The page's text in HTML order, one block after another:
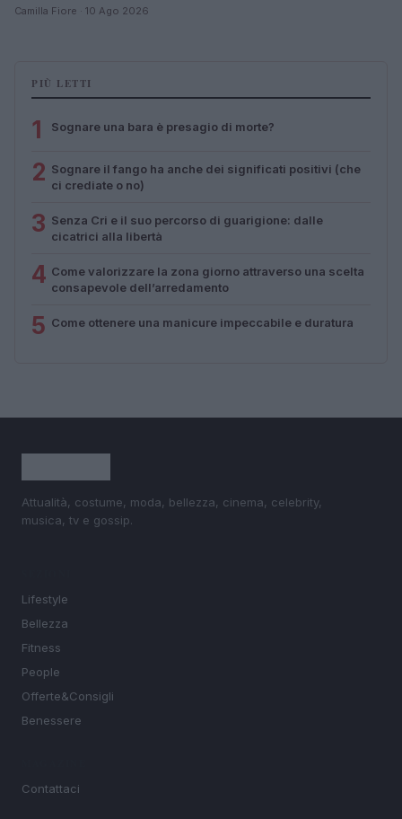
Camilla Fiore · 10 Ago 2026
PIÙ LETTI
1 Sognare una bara è presagio di morte?
2 Sognare il fango ha anche dei significati positivi (che
ci crediate o no)
3 Senza Cri e il suo percorso di guarigione: dalle
cicatrici alla libertà
4 Come valorizzare la zona giorno attraverso una scelta
consapevole dell’arredamento
5 Come ottenere una manicure impeccabile e duratura
Attualità, costume, moda, bellezza, cinema, celebrity,
musica, tv e gossip.
Lifestyle
Bellezza
Fitness
People
Offerte&Consigli
Benessere
Contattaci